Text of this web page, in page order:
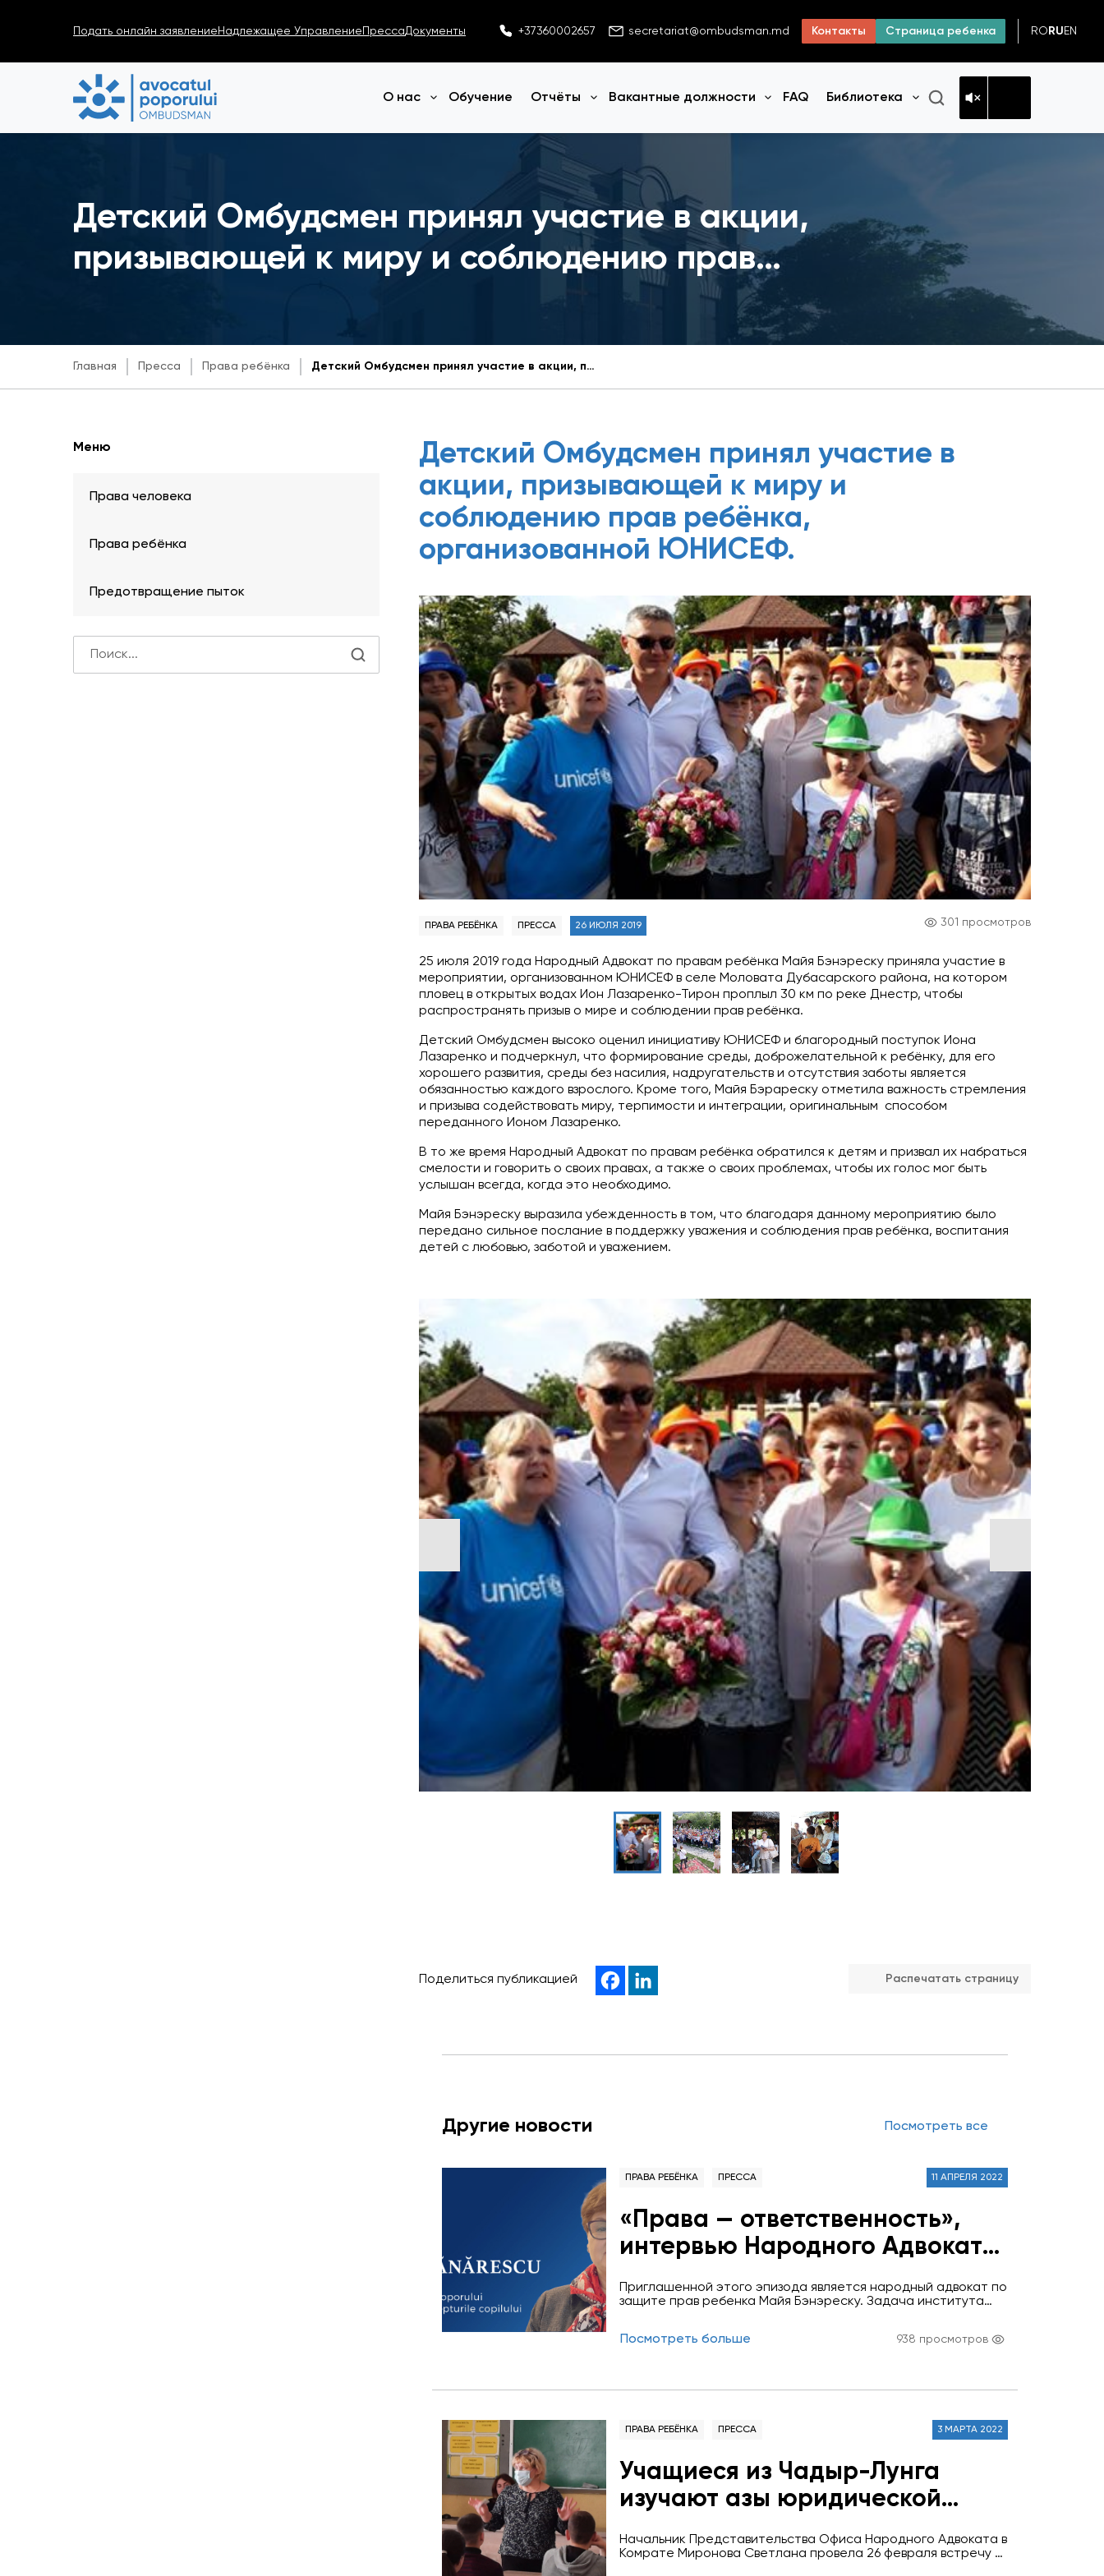
Подать онлайн заявление Надлежащее Управление ПрессаДокументы +37360002657 secretariat@ombudsman.md Контакты Страница ребенка RO RU EN
О нас
Открыть меню
Обучение Отчёты
Открыть меню
Вакантные должности FAQ Библиотека
Открыть меню
Детский Омбудсмен принял участие в акции,
призывающей к миру и соблюдению прав…
Главная Пресса Права ребёнка Детский Омбудсмен принял участие в акции, призывающей к миру и соблюдению прав ребёнка, организованной ЮНИСЕФ.
Детский Омбудсмен принял участие в
акции, призывающей к миру и
соблюдению прав ребёнка,
организованной ЮНИСЕФ.
ПРАВА РЕБЁНКА ПРЕССА 26 ИЮЛЯ 2019 301 просмотров
25 июля 2019 года Народный Адвокат по правам ребёнка Майя Бэнэреску приняла участие в
мероприятии, организованном ЮНИСЕФ в селе Моловата Дубасарского района, на котором
пловец в открытых водах Ион Лазаренко-Тирон проплыл 30 км по реке Днестр, чтобы
распространять призыв о мире и соблюдении прав ребёнка.
Детский Омбудсмен высоко оценил инициативу ЮНИСЕФ и благородный поступок Иона
Лазаренко и подчеркнул, что формирование среды, доброжелательной к ребёнку, для его
хорошего развития, среды без насилия, надругательств и отсутствия заботы является
обязанностью каждого взрослого. Кроме того, Майя Бэрареску отметила важность стремления
и призыва содействовать миру, терпимости и интеграции, оригинальным способом
переданного Ионом Лазаренко.
В то же время Народный Адвокат по правам ребёнка обратился к детям и призвал их набраться
смелости и говорить о своих правах, а также о своих проблемах, чтобы их голос мог быть
услышан всегда, когда это необходимо.
Майя Бэнэреску выразила убежденность в том, что благодаря данному мероприятию было
передано сильное послание в поддержку уважения и соблюдения прав ребёнка, воспитания
детей с любовью, заботой и уважением.
Поделиться публикацией Распечатать страницу
Другие новости Посмотреть все
ПРАВА РЕБЁНКА ПРЕССА 11 АПРЕЛЯ 2022
«Права — ответственность»,
интервью Народного Адвоката
Бэнэреску для
Информационного портала
Приглашенной этого эпизода является народный адвокат по
защите прав ребенка Майя Бэнэреску. Задача института
органами публичного управления, и он считается символом
Посмотреть больше 938 просмотров
ПРАВА РЕБЁНКА ПРЕССА 3 МАРТА 2022
Учащиеся из Чадыр-Лунга
изучают азы юридической
Начальник Представительства Офиса Народного Адвоката в
Комрате Миронова Светлана провела 26 февраля встречу с
Меню
Права человека
Права ребёнка
Предотвращение пыток